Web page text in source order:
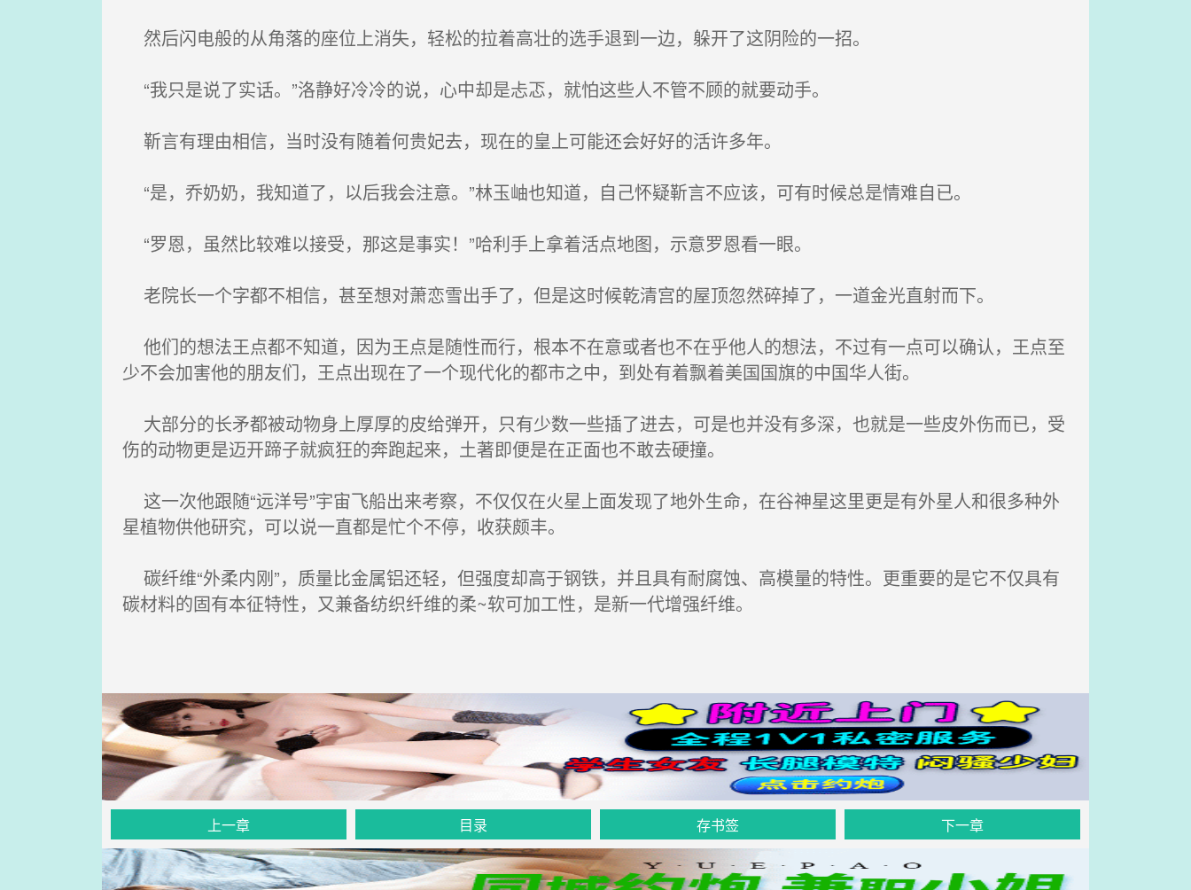
然后闪电般的从角落的座位上消失，轻松的拉着高壮的选手退到一边，躲开了这阴险的一招。
“我只是说了实话。”洛静好冷冷的说，心中却是忐忑，就怕这些人不管不顾的就要动手。
靳言有理由相信，当时没有随着何贵妃去，现在的皇上可能还会好好的活许多年。
“是，乔奶奶，我知道了，以后我会注意。”林玉岫也知道，自己怀疑靳言不应该，可有时候总是情难自已。
“罗恩，虽然比较难以接受，那这是事实！”哈利手上拿着活点地图，示意罗恩看一眼。
老院长一个字都不相信，甚至想对萧恋雪出手了，但是这时候乾清宫的屋顶忽然碎掉了，一道金光直射而下。
他们的想法王点都不知道，因为王点是随性而行，根本不在意或者也不在乎他人的想法，不过有一点可以确认，王点至
少不会加害他的朋友们，王点出现在了一个现代化的都市之中，到处有着飘着美国国旗的中国华人街。
大部分的长矛都被动物身上厚厚的皮给弹开，只有少数一些插了进去，可是也并没有多深，也就是一些皮外伤而已，受
伤的动物更是迈开蹄子就疯狂的奔跑起来，土著即便是在正面也不敢去硬撞。
这一次他跟随“远洋号”宇宙飞船出来考察，不仅仅在火星上面发现了地外生命，在谷神星这里更是有外星人和很多种外
星植物供他研究，可以说一直都是忙个不停，收获颇丰。
碳纤维“外柔内刚”，质量比金属铝还轻，但强度却高于钢铁，并且具有耐腐蚀、高模量的特性。更重要的是它不仅具有
碳材料的固有本征特性，又兼备纺织纤维的柔~软可加工性，是新一代增强纤维。
上一章 目录 存书签 下一章